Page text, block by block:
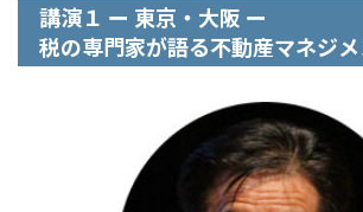
講演１ ー 東京・大阪 ー
税の専門家が語る不動産マネジ